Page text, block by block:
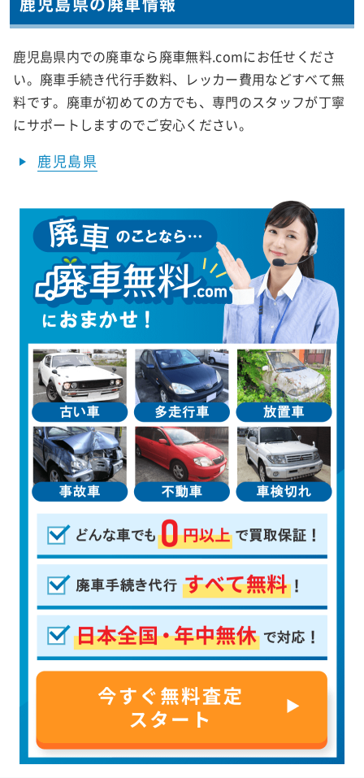
鹿児島県内での廃車なら廃車無料.comにお任せくださ
い。廃車手続き代行手数料、レッカー費用などすべて無
料です。廃車が初めての方でも、専門のスタッフが丁寧
にサポートしますのでご安心ください。
鹿児島県